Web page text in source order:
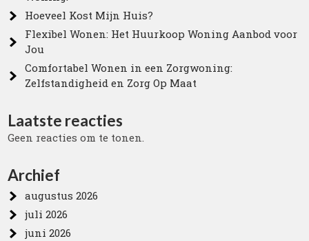
Hoeveel Kost Mijn Huis?
Flexibel Wonen: Het Huurkoop Woning Aanbod voor
Jou
Comfortabel Wonen in een Zorgwoning:
Zelfstandigheid en Zorg Op Maat
Laatste reacties
Geen reacties om te tonen.
Archief
augustus 2026
juli 2026
juni 2026